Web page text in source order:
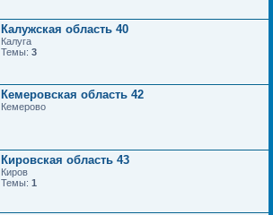
Калужская область 40
Калуга
Темы: 3
Кемеровская область 42
Кемерово
Кировская область 43
Киров
Темы: 1